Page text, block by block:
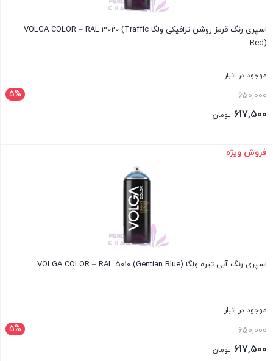
اسپری رنگ قرمز روشن ترافیکی ولگا VOLGA COLOR – RAL 3020 (Traffic
Red)
موجود در انبار
5% 650,000قیمت
اصلی:
بود.
617,500 تومان
فعلی:
بستن
فروش ویژه
اسپری رنگ آبی تیره ولگا VOLGA COLOR – RAL 5010 (Gentian Blue)
موجود در انبار
5% 650,000قیمت
اصلی:617,500 تومان